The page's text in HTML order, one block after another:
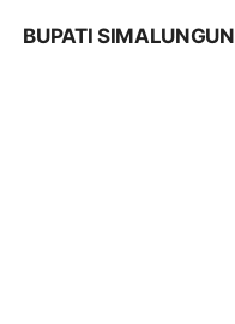
BUPATI SIMALUNGUN